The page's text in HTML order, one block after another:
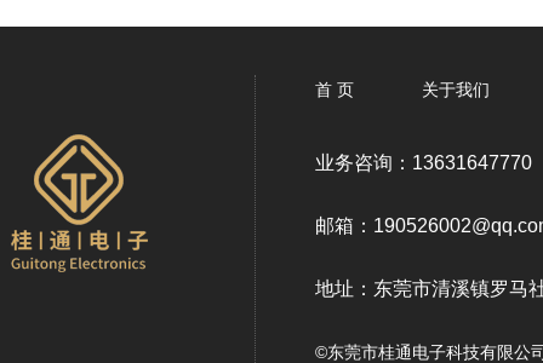
首 页 关于我们
业务咨询：13631647770
邮箱：
地址：东莞市清溪镇罗马
©东莞市桂通电子科技有限公